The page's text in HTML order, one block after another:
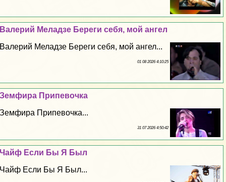
Валерий Меладзе Береги себя, мой ангел
Валерий Меладзе Береги себя, мой ангел...
01 08 2026 4:10:25
Земфира Припевочка
Земфира Припевочка...
31 07 2026 4:50:42
Чайф Если Бы Я Был
Чайф Если Бы Я Был...